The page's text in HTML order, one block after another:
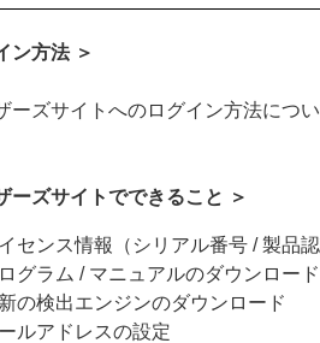
ン方法 ＞
ーズサイトへのログイン方法につい
ーズサイトでできること ＞
センス情報（シリアル番号 / 製品
グラム / マニュアルのダウンロード
の検出エンジンのダウンロード
ルアドレスの設定